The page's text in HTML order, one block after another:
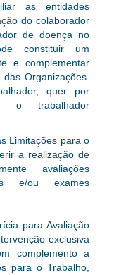
as entidades
do colaborador
de doença no
constituir um
e complementar
Organizações.
quer por
o trabalhador
Limitações para o
a realização de
avaliações
e/ou exames
para Avaliação
exclusiva
complemento a
para o Trabalho